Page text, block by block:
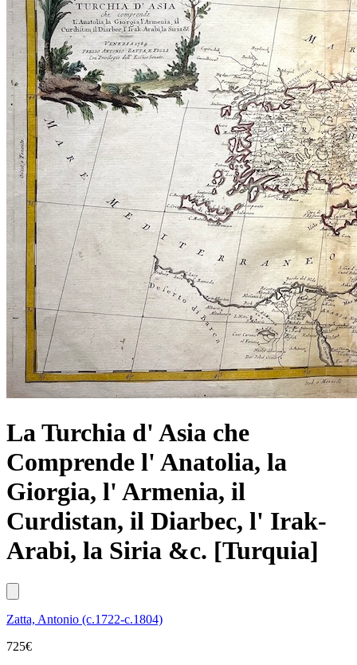
La Turchia d' Asia che
Comprende l' Anatolia, la
Giorgia, l' Armenia, il
Curdistan, il Diarbec, l' Irak-
Arabi, la Siria &c. [Turquia]
Zatta, Antonio (c.1722-c.1804)
725€